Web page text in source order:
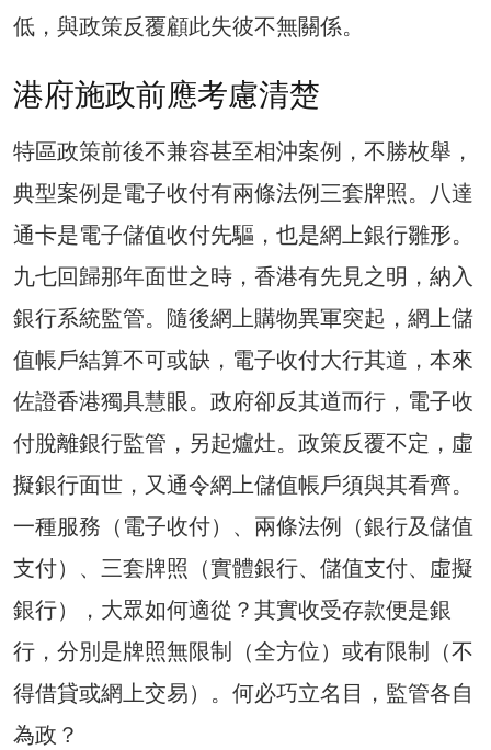
低，與政策反覆顧此失彼不無關係。
港府施政前應考慮清楚
特區政策前後不兼容甚至相沖案例，不勝枚舉，
典型案例是電子收付有兩條法例三套牌照。八達
通卡是電子儲值收付先驅，也是網上銀行雛形。
九七回歸那年面世之時，香港有先見之明，納入
銀行系統監管。隨後網上購物異軍突起，網上儲
值帳戶結算不可或缺，電子收付大行其道，本來
佐證香港獨具慧眼。政府卻反其道而行，電子收
付脫離銀行監管，另起爐灶。政策反覆不定，虛
擬銀行面世，又通令網上儲值帳戶須與其看齊。
一種服務（電子收付）、兩條法例（銀行及儲值
支付）、三套牌照（實體銀行、儲值支付、虛擬
銀行），大眾如何適從？其實收受存款便是銀
行，分別是牌照無限制（全方位）或有限制（不
得借貸或網上交易）。何必巧立名目，監管各自
為政？